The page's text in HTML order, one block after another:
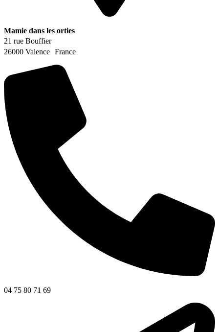
Mamie dans les orties
21 rue Bouffier
26000 Valence France
04 75 80 71 69